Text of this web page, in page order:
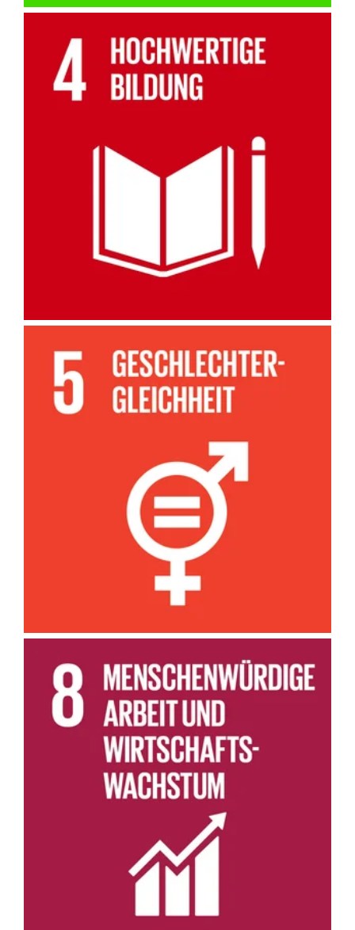
Wir ermöglichen lebenslanges Lernen und Weiterbildung, um die
persönliche und berufliche Entwicklung zu unterstützen.
Wir setzen uns in allen angebotenen Bereichen für die
Gleichstellung der Geschlechter und Förderung gleicher
Chancen für Frauen ein.
Wir fördern menschenwürdige Arbeit und wirtschaftliche
Teilhabe durch Zugang zu Karriereentwicklung, Umschulung und
Unterstützung von Senior Entrepreneurs.